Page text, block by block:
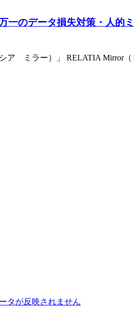
のデータ損失対策・人的
ア ミラー）」 RELATIA Mirror
タが反映されません